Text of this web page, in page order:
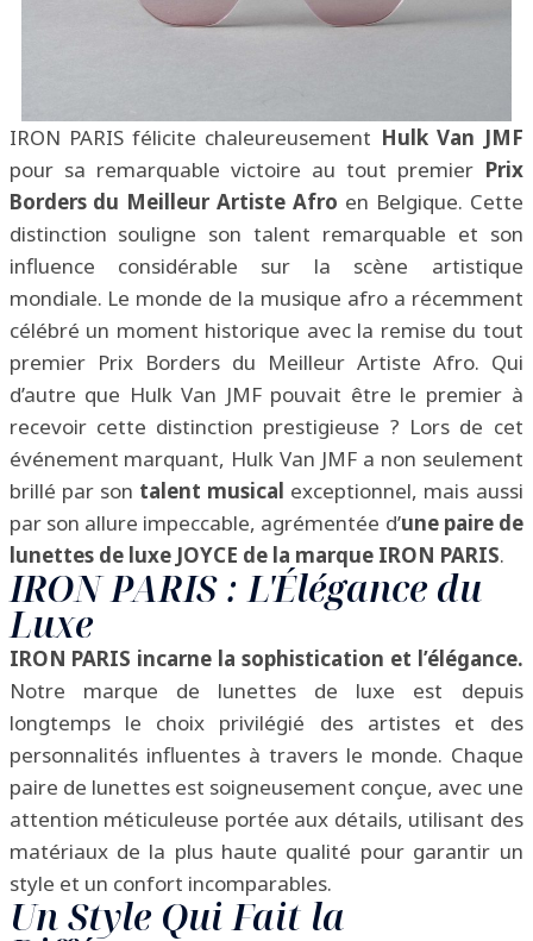
IRON PARIS félicite chaleureusement Hulk Van JMF
pour sa remarquable victoire au tout premier Prix
Borders du Meilleur Artiste Afro en Belgique. Cette
distinction souligne son talent remarquable et son
influence considérable sur la scène artistique
mondiale. Le monde de la musique afro a récemment
célébré un moment historique avec la remise du tout
premier Prix Borders du Meilleur Artiste Afro. Qui
d’autre que Hulk Van JMF pouvait être le premier à
recevoir cette distinction prestigieuse ? Lors de cet
événement marquant, Hulk Van JMF a non seulement
brillé par son talent musical exceptionnel, mais aussi
par son allure impeccable, agrémentée d’une paire de
lunettes de luxe JOYCE de la marque IRON PARIS.
IRON PARIS : L'Élégance du
Luxe
IRON PARIS incarne la sophistication et l’élégance.
Notre marque de lunettes de luxe est depuis
longtemps le choix privilégié des artistes et des
personnalités influentes à travers le monde. Chaque
paire de lunettes est soigneusement conçue, avec une
attention méticuleuse portée aux détails, utilisant des
matériaux de la plus haute qualité pour garantir un
style et un confort incomparables.
Un Style Qui Fait la